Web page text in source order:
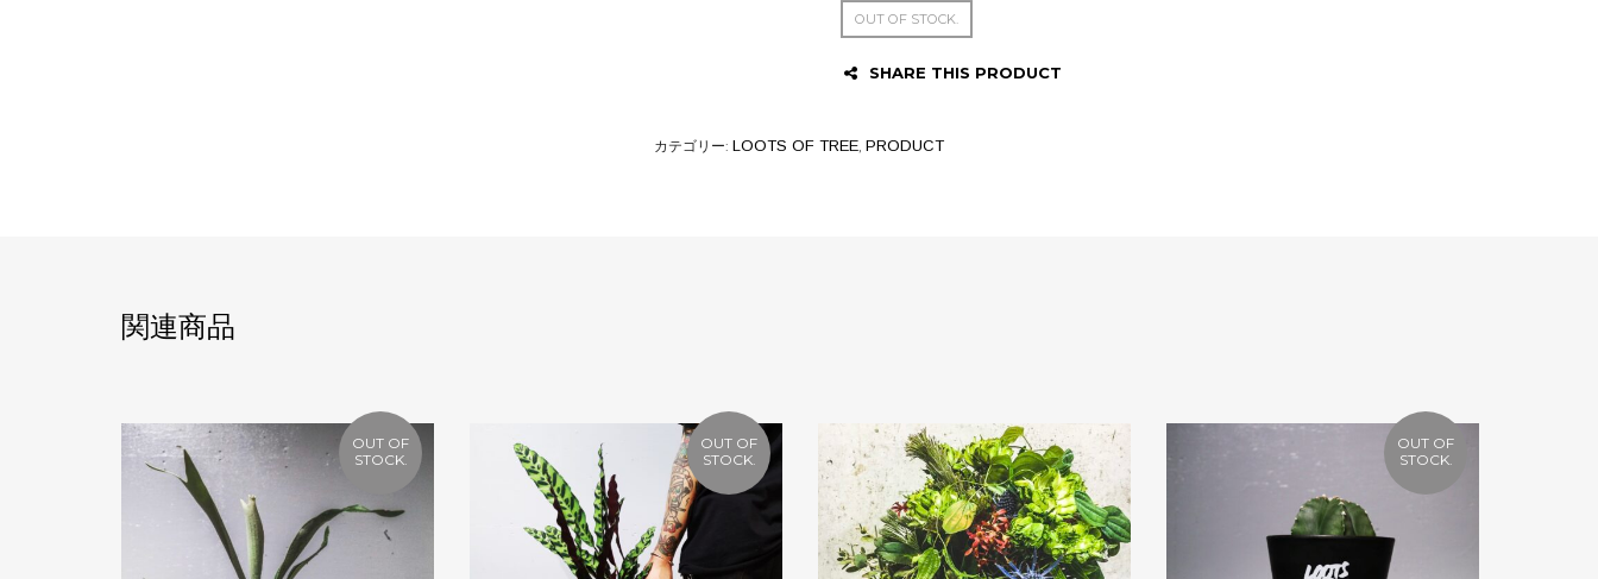
OUT OF STOCK.
SHARE THIS PRODUCT
カテゴリー: LOOTS OF TREE, PRODUCT
関連商品
OUT OF
STOCK.
OUT OF
STOCK.
OUT OF
STOCK.